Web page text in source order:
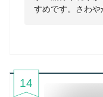
すめです。さわや
14